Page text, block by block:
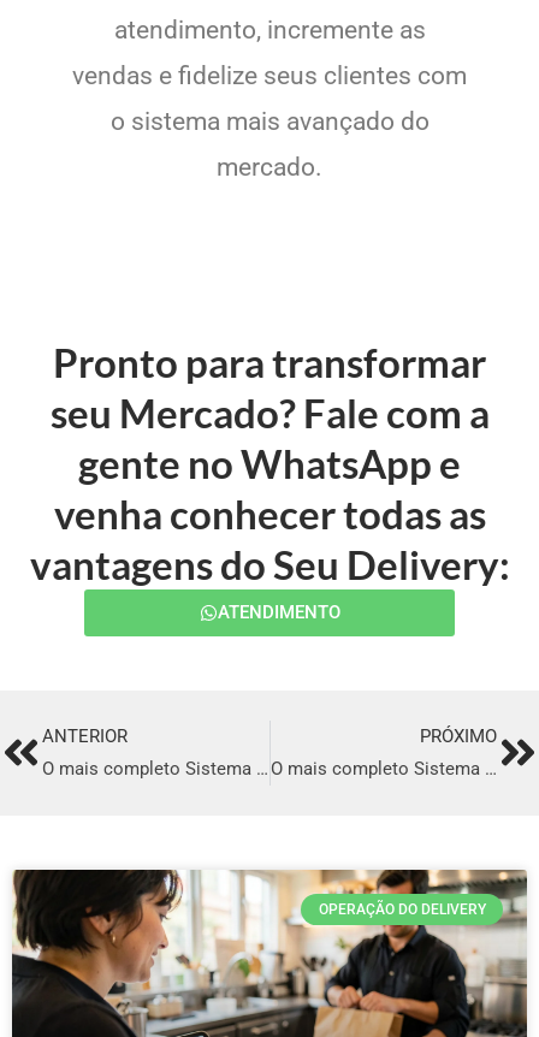
atendimento, incremente as
vendas e fidelize seus clientes com
o sistema mais avançado do
mercado.
Pronto para transformar
seu Mercado? Fale com a
gente no WhatsApp e
venha conhecer todas as
vantagens do Seu Delivery:
ATENDIMENTO
PrevANTERIOR
O mais completo Sistema para Delivery em Ibiúna
PRÓXIMO
O mais completo Sistema para Delivery em Caldas Novas
OPERAÇÃO DO DELIVERY